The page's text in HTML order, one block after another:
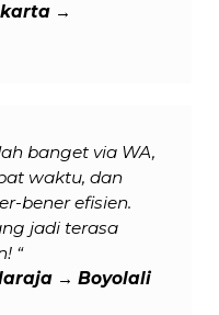
→
banget via WA,
waktu, dan
bener efisien.
jadi terasa
“
→ Boyolali